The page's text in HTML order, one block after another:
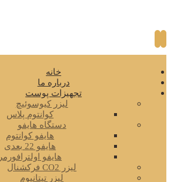
خانه
درباره ما
تجهیزات پوست
لیزر کیوسوئیچ
کوانتوم پلاس
دستگاه هایفو
هایفو کوانتوم
هایفو 22 بعدی
هایفو اولترافورمر
لیزر CO2 فرکشنال
لیزر تیتانیوم